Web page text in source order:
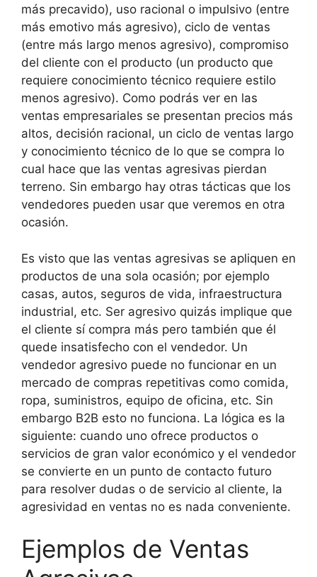
más precavido), uso racional o impulsivo (entre
más emotivo más agresivo), ciclo de ventas
(entre más largo menos agresivo), compromiso
del cliente con el producto (un producto que
requiere conocimiento técnico requiere estilo
menos agresivo). Como podrás ver en las
ventas empresariales se presentan precios más
altos, decisión racional, un ciclo de ventas largo
y conocimiento técnico de lo que se compra lo
cual hace que las ventas agresivas pierdan
terreno. Sin embargo hay otras tácticas que los
vendedores pueden usar que veremos en otra
ocasión.
Es visto que las ventas agresivas se apliquen en
productos de una sola ocasión; por ejemplo
casas, autos, seguros de vida, infraestructura
industrial, etc. Ser agresivo quizás implique que
el cliente sí compra más pero también que él
quede insatisfecho con el vendedor. Un
vendedor agresivo puede no funcionar en un
mercado de compras repetitivas como comida,
ropa, suministros, equipo de oficina, etc. Sin
embargo B2B esto no funciona. La lógica es la
siguiente: cuando uno ofrece productos o
servicios de gran valor económico y el vendedor
se convierte en un punto de contacto futuro
para resolver dudas o de servicio al cliente, la
agresividad en ventas no es nada conveniente.
Ejemplos de Ventas